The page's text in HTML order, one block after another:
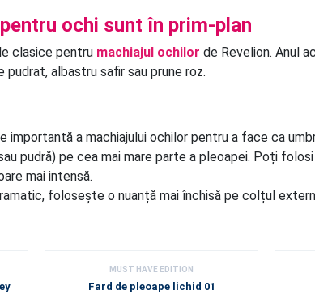
ochi sunt în prim-plan
clasice pentru machiajul ochilor de Revelion. Anul
albastru safir sau prune roz.
importantă a machiajului ochilor pentru a face ca
pudră) pe cea mai mare parte a pleoapei. Poți
mai intensă.
folosește o nuanță mai închisă pe colțul
MUST HAVE EDITION
Fard de pleoape lichid 01